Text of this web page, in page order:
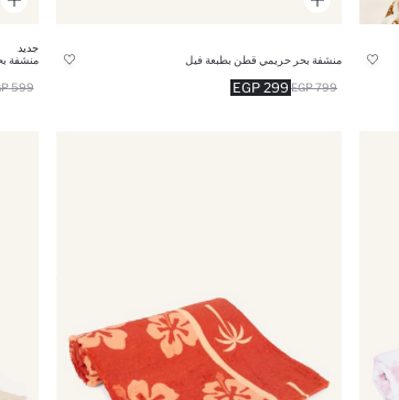
منشفة بحر حريمي قطن بطبعة فيل
299 EGP 799 EGP
جديد
منشفة
599 EGP